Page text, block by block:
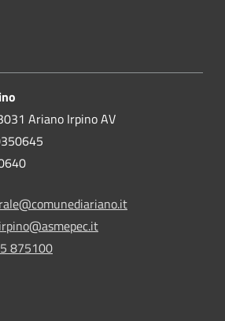
Ariano Irpino AV
875100